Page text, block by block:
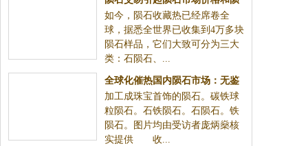
石投资的火热
如今，陨石收藏热已经席卷全
球，据悉全世界已收集到4万多块
陨石样品，它们大致可分为三大
类：石陨石、...
全球化催热国内陨石市场：无鉴
定机构致假货横行
加工成珠宝首饰的陨石。碳铁球
粒陨石。石铁陨石。石陨石。铁
陨石。图片均由受访者庞炳燊核
实提供 收...